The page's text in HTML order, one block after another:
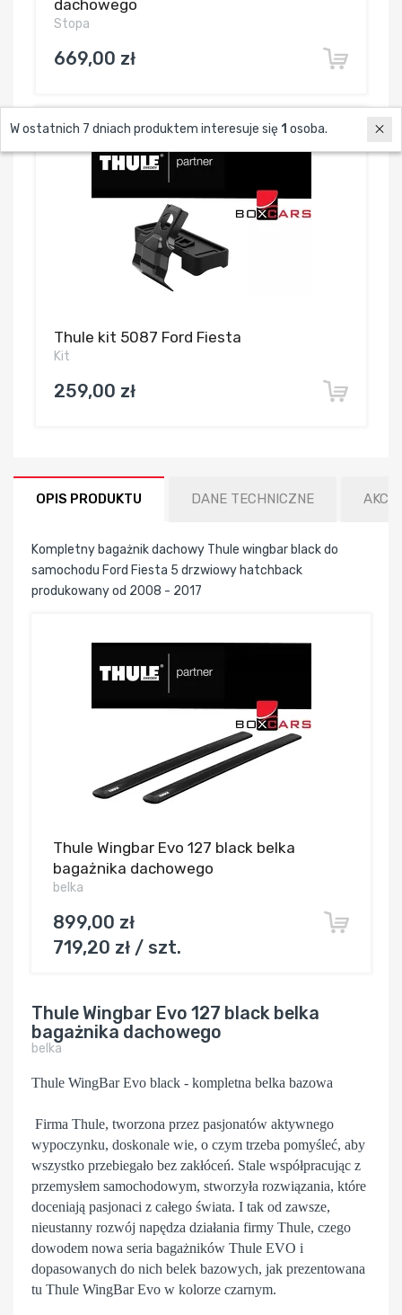
dachowego
Stopa
669,00 zł
Thule kit 5087 Ford Fiesta
Kit
259,00 zł
OPIS PRODUKTU DANE TECHNICZNE
Kompletny bagażnik dachowy Thule wingbar black do
samochodu Ford Fiesta 5 drzwiowy hatchback
produkowany od 2008 - 2017
Thule Wingbar Evo 127 black belka
bagażnika dachowego
belka
899,00 zł
719,20 zł / szt.
Thule Wingbar Evo 127 black belka
bagażnika dachowego
belka
Thule WingBar Evo black - kompletna belka bazowa
Firma Thule, tworzona przez pasjonatów aktywnego
wypoczynku, doskonale wie, o czym trzeba pomyśleć, aby
wszystko przebiegało bez zakłóceń. Stale współpracując z
przemysłem samochodowym, stworzyła rozwiązania, które
doceniają pasjonaci z całego świata. I tak od zawsze,
nieustanny rozwój napędza działania firmy Thule, czego
dowodem nowa seria bagażników Thule EVO i
dopasowanych do nich belek bazowych, jak prezentowana
tu Thule WingBar Evo w kolorze czarnym.
W ostatnich 7 dniach produktem interesuje się 1 osoba.